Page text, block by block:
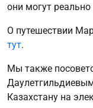
они могут
О путешествии
тут.
Мы также
Казахстану на